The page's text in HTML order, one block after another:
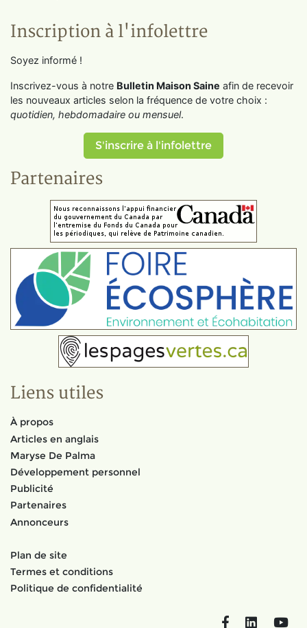
Inscription à l'infolettre
Soyez informé !
Inscrivez-vous à notre Bulletin Maison Saine afin de recevoir
les nouveaux articles selon la fréquence de votre choix :
quotidien, hebdomadaire ou mensuel.
S'inscrire à l'infolettre
Partenaires
Liens utiles
À propos
Articles en anglais
Maryse De Palma
Développement personnel
Publicité
Partenaires
Annonceurs
Plan de site
Termes et conditions
Politique de confidentialité
FacebookLinkedIn